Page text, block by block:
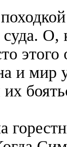
суда.
этого
и